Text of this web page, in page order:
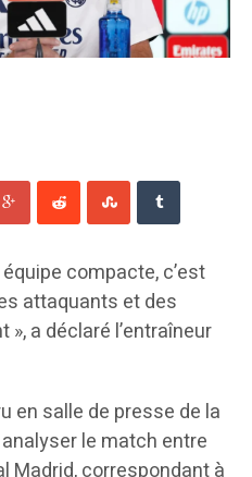
compacte, c’est
attaquants et des
a déclaré l’entraîneur
en salle de presse de la
le match entre
Madrid, correspondant à